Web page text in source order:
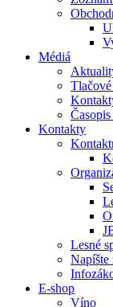
Médiá
Kontakty
Lesné
Napíšte
E-shop
Víno